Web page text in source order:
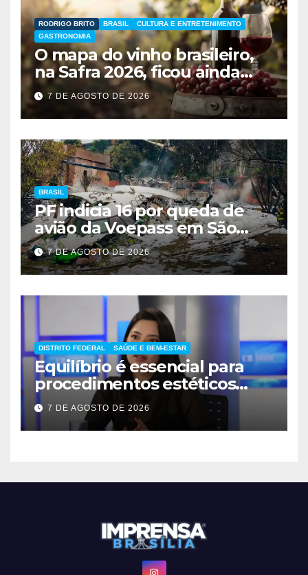
BRASIL
CULTURA E ENTRETENIMENTO
GASTRONOMIA
RODRIGO BRITO
O mapa do vinho brasileiro,
na Safra 2026, ficou ainda
maior
7 DE AGOSTO DE 2026
BRASIL
PF indicia 16 por queda de
avião da Voepass em São
Paulo
7 DE AGOSTO DE 2026
DISTRITO FEDERAL SAÚDE E BEM-ESTAR
Equilíbrio é essencial para
procedimentos estéticos
seguros
7 DE AGOSTO DE 2026